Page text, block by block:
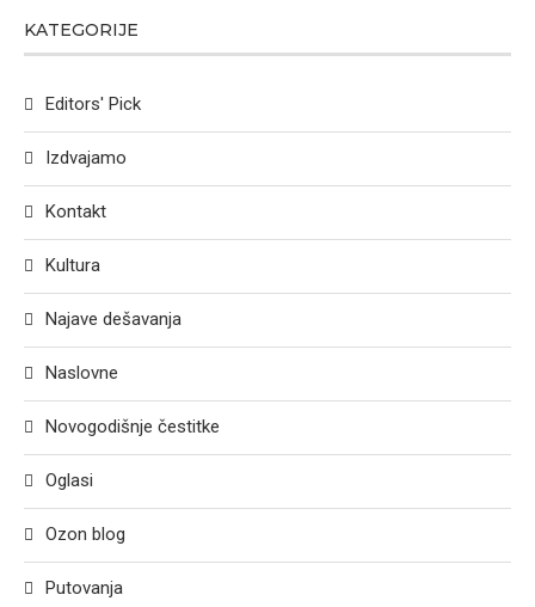
KATEGORIJE
Editors' Pick
Izdvajamo
Kontakt
Kultura
Najave dešavanja
Naslovne
Novogodišnje čestitke
Oglasi
Ozon blog
Putovanja